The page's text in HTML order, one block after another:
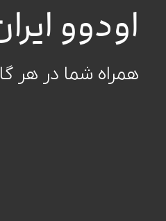
اودوو
همراه شما در هر